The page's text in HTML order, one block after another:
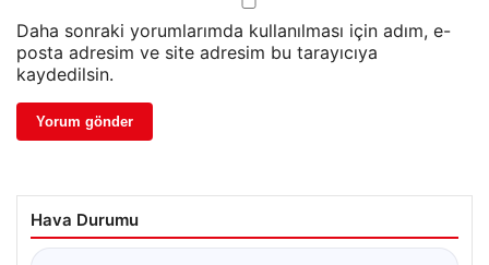
Daha sonraki yorumlarımda kullanılması için adım, e-
posta adresim ve site adresim bu tarayıcıya
kaydedilsin.
Hava Durumu